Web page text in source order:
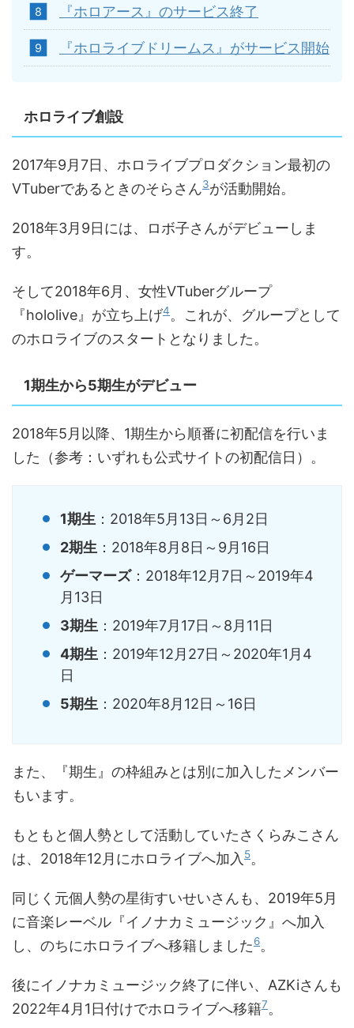
『ホロアース』のサービス終了
『ホロライブドリームス』がサービス開始
ホロライブ創設
2017年9月7日、ホロライブプロダクション最初の
VTuberであるときのそらさん3が活動開始。
2018年3月9日には、ロボ子さんがデビューしま
す。
そして2018年6月、女性VTuberグループ
『hololive』が立ち上げ4。これが、グループとして
のホロライブのスタートとなりました。
1期生から5期生がデビュー
2018年5月以降、1期生から順番に初配信を行いま
した（参考：いずれも公式サイトの初配信日）。
1期生 ：2018年5月13日～6月2日
2期生 ：2018年8月8日～9月16日
ゲーマーズ：2018年12月7日～2019年4
月13日
3期生 ：2019年7月17日～8月11日
4期生 ：2019年12月27日～2020年1月4
日
5期生 ：2020年8月12日～16日
また、『期生』の枠組みとは別に加入したメンバー
もいます。
もともと個人勢として活動していたさくらみこさん
は、2018年12月にホロライブへ加入 5。
同じく元個人勢の星街すいせいさんも、2019年5月
に音楽レーベル『イノナカミュージック』へ加入
し、のちにホロライブへ移籍しました6。
後にイノナカミュージック終了に伴い、AZKiさんも
2022年4月1日付けでホロライブへ移籍7。